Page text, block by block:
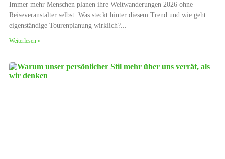
Immer mehr Menschen planen ihre Weitwanderungen 2026 ohne
Reiseveranstalter selbst. Was steckt hinter diesem Trend und wie geht
eigenständige Tourenplanung wirklich?
Weiterlesen »